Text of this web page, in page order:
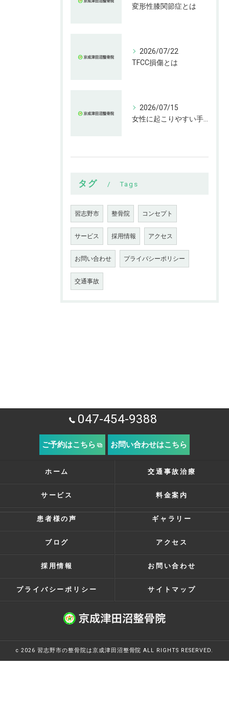
変形性膝関節症とは
2026/07/22
TFCC損傷とは
2026/07/15
タグ Tags
習志野市 整骨院 コンセプト
サービス 採用情報 アクセス
お問い合わせ プライバシーポリシー
交通事故
047-454-9388
ご予約はこちら お問い合わせはこちら
ホーム 交通事故治療
サービス 料金案内
患者様の声 ギャラリー
ブログ アクセス
採用情報 お問い合わせ
プライバシーポリシー サイトマップ
c 2026 習志野市の整骨院は京成津田沼整骨院 ALL RIGHTS RESERVED.